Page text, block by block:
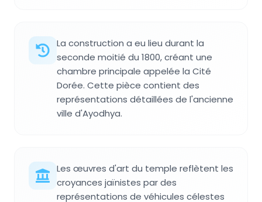
La construction a eu lieu durant la
seconde moitié du 1800, créant une
chambre principale appelée la Cité
Dorée. Cette pièce contient des
représentations détaillées de l'ancienne
ville d'Ayodhya.
Les œuvres d'art du temple reflètent les
croyances jaïnistes par des
représentations de véhicules célestes